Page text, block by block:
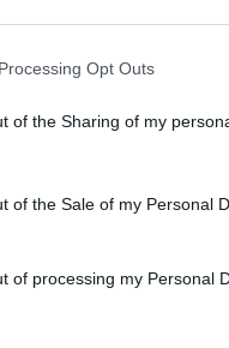
Opt Outs
of the Sharing of my
of the Sale of my Personal
of processing my Personal
3 di 12
di Legnano, restano